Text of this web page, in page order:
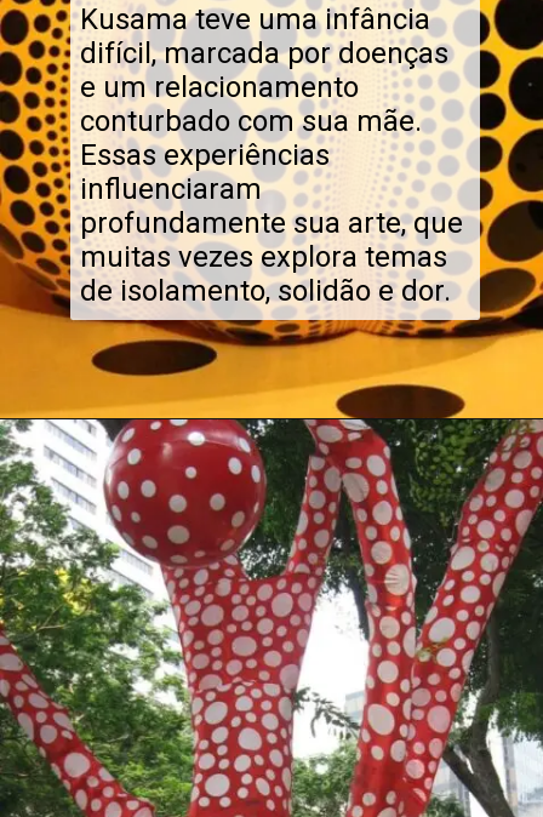
Kusama teve uma infância
difícil, marcada por doenças
e um relacionamento
conturbado com sua mãe.
Essas experiências
influenciaram
profundamente sua arte, que
muitas vezes explora temas
de isolamento, solidão e dor.